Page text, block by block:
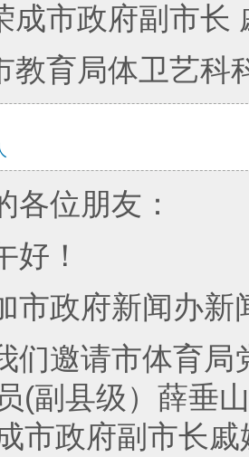
府副市长
体卫艺科科
各位朋友：
好！
市政府新闻办新
们邀请市体育
(副县级）薛垂
市政府副市长